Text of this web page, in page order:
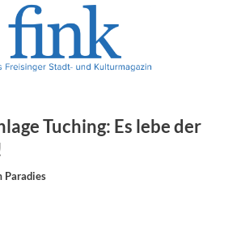
Tuching: Es lebe der
Paradies